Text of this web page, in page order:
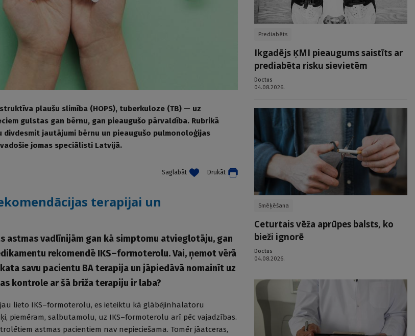
plaušu slimība (HOPS), tuberkuloze (TB) — uz
gulstas gan bērnu, gan pieaugušo pārvaldība. Rubrikā
jautājumi bērnu un pieaugušo pulmonoloģijas
jomas speciālisti Latvijā.
Saglabāt Drukāt
terapijai un
astmas vadlīnijām gan kā simptomu atvieglotāju, gan
rekomendē IKS–formoterolu. Vai, ņemot vērā
savu pacientu BA terapija un jāpiedāvā nomainīt uz
kontrole ar šā brīža terapiju ir laba?
jau lieto IKS–formoterolu, es ieteiktu kā glābējinhalatoru
piemēram, salbutamolu, uz IKS–formoterolu arī pēc vajadzības.
astmas pacientiem nav nepieciešama. Tomēr jāatceras,
Prediabēts
Ikgadējs ĶMI pieaugums saistīts ar
prediabēta risku sievietēm
Doctus
04.08.2026.
Smēķēšana
Ceturtais vēža aprūpes balsts, ko
bieži ignorē
Doctus
04.08.2026.